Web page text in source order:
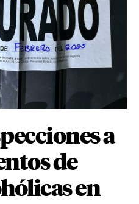
a
de
en